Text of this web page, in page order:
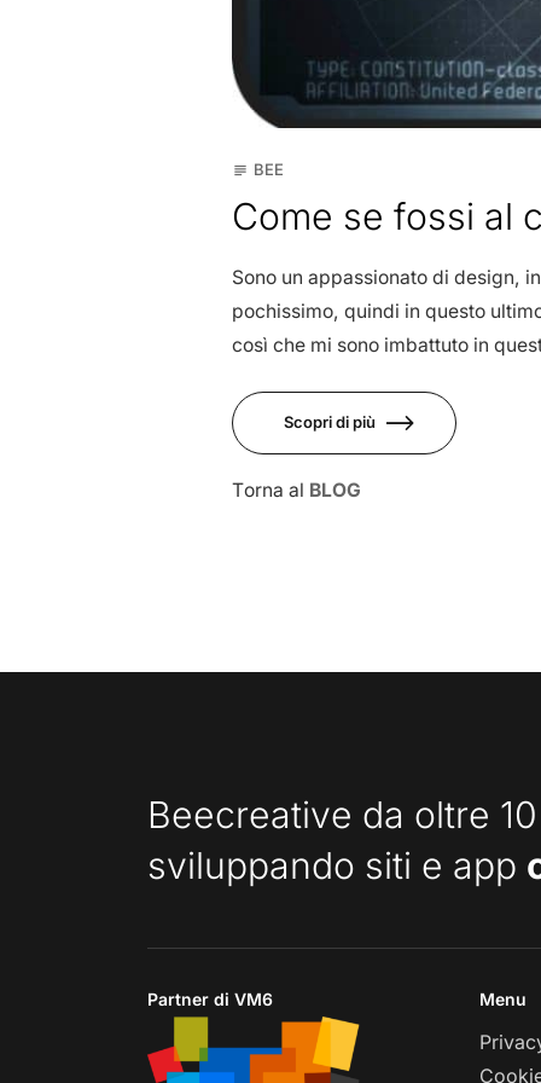
subject BEE
Come se fossi al
Sono un appassionato di design,
pochissimo, quindi in questo
così che mi sono imbattuto in
Scopri di più
Torna al BLOG
Beecreative da oltre
sviluppando siti e app
Partner di VM6 Menu